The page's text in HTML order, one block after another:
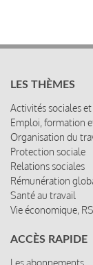
LES THÈMES
Activités sociales
Emploi, formation
Organisation du
Protection sociale
Relations sociales
Rémunération
Santé au travail
Vie économique,
ACCÈS RAPIDE
Les abonnements